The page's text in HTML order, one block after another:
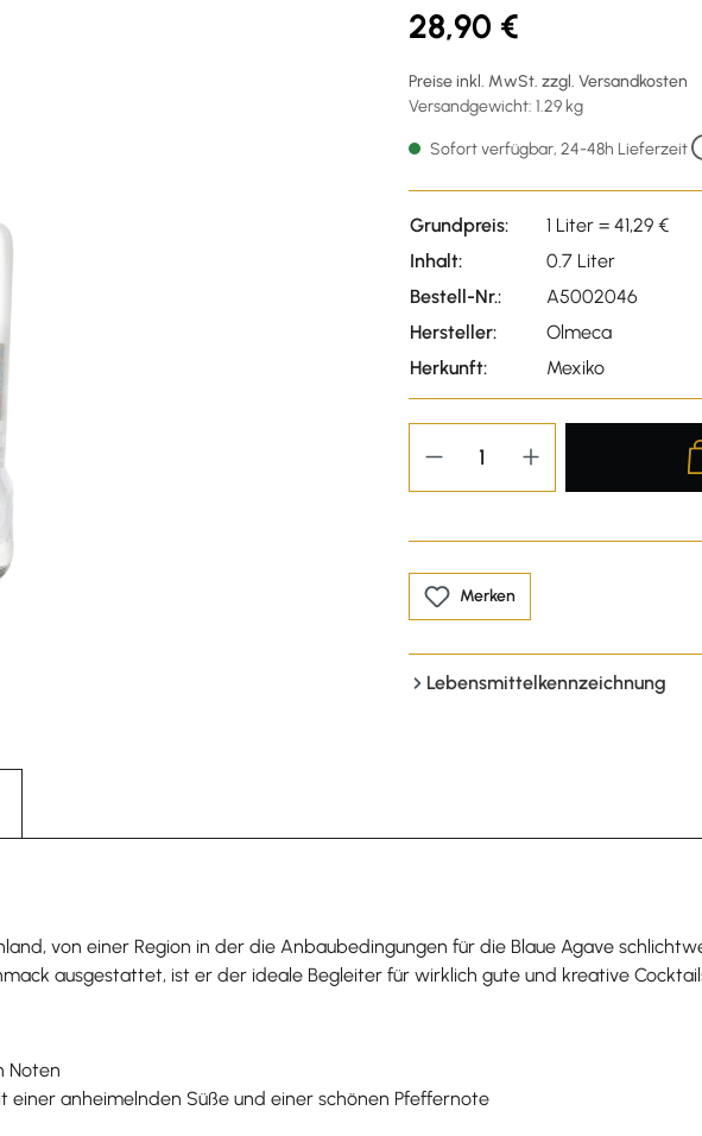
28,90 €
Preise inkl. MwSt. zzgl. Versandkosten
Versandgewicht: 1.29 kg
Sofort verfügbar, 24-48h Lieferzeit
Grundpreis:
1 Liter = 41,29 €
Inhalt:
0.7 Liter
Bestell-Nr.:
A5002046
Hersteller:
Olmeca
Herkunft:
Mexiko
Produkt
Merken
Lebensmittelkennzeichnung
von einer Region in der die Anbaubedingungen für die Blaue Agave
ausgestattet, ist er der ideale Begleiter für wirklich gute und kreative
Noten
anheimelnden Süße und einer schönen Pfeffernote